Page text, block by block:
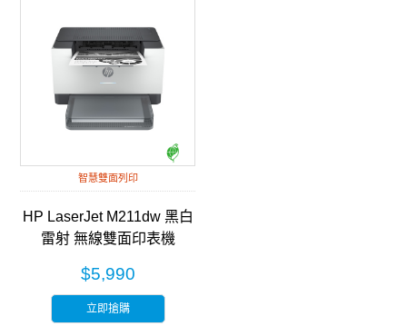
智慧雙面列印
HP LaserJet M211dw 黑白
雷射 無線雙面印表機
$5,990
立即搶購